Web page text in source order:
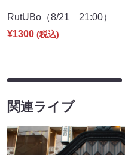
RutUBo（8/21 21:00）
¥1300 (税込)
関連ライブ